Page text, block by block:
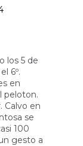
los 5 de
6º.
en
peloton.
Calvo en
se
100
gesto a